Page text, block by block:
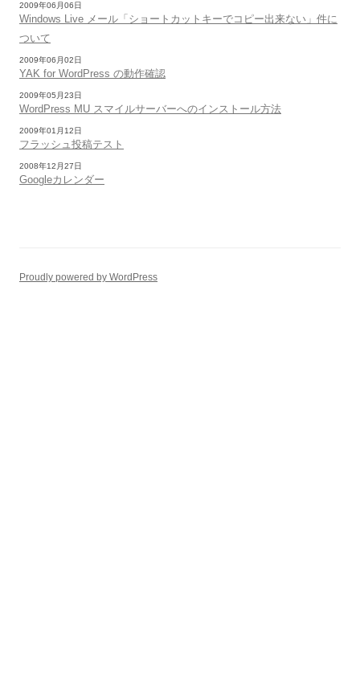
2009年06月06日
Windows Live メール「ショートカットキーでコピー出来ない」件に
ついて
2009年06月02日
YAK for WordPress の動作確認
2009年05月23日
WordPress MU スマイルサーバーへのインストール方法
2009年01月12日
フラッシュ投稿テスト
2008年12月27日
Googleカレンダー
Proudly powered by WordPress